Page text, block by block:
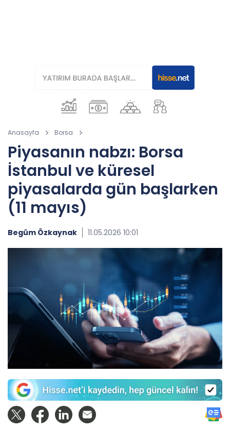
Anasayfa Borsa
Piyasanın nabzı: Borsa
İstanbul ve küresel
piyasalarda gün başlarken
(11 mayıs)
Begüm Özkaynak 11.05.2026 10:01